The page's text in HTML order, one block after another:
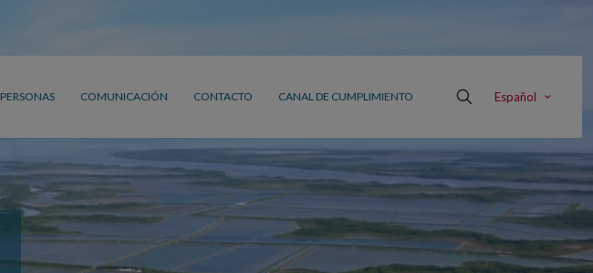
PERSONAS COMUNICACIÓN CONTACTO CANAL DE CUMPLIMIENTO Español